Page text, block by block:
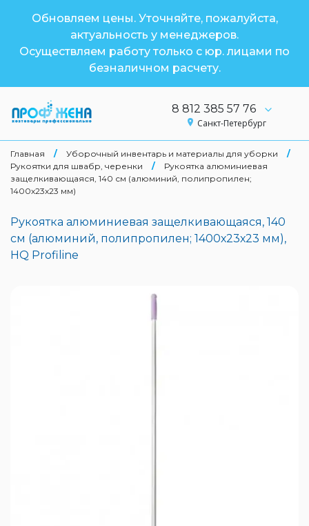
Обновляем цены. Уточняйте, пожалуйста,
актуальность у менеджеров.
Осуществляем работу только с юр. лицами по
безналичном расчету.
8 812 385 57 76
Санкт-Петербург
Главная / Уборочный инвентарь и материалы для уборки
/
Рукоятки для швабр, черенки
/
Рукоятка алюминиевая
защелкивающаяся, 140 см (алюминий, полипропилен;
1400х23х23 мм)
Рукоятка алюминиевая защелкивающаяся, 140
см (алюминий, полипропилен; 1400х23х23 мм),
HQ Profiline